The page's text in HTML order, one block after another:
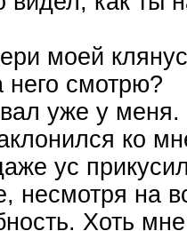
моей
него смотрю?
уже у меня.
ко
ус
несмотря на
Хоть